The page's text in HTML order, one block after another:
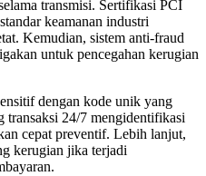
transmisi. Sertifikasi PCI
keamanan industri
Kemudian, sistem anti-fraud
untuk pencegahan kerugian
dengan kode unik yang
24/7 mengidentifikasi
cepat preventif. Lebih lanjut,
kerugian jika terjadi